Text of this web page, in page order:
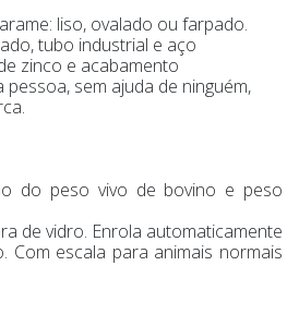
liso, ovalado ou farpado.
tubo industrial e aço
zinco e acabamento
sem ajuda de ninguém,
do peso vivo de bovino e peso
de vidro. Enrola automaticamente
Com escala para animais normais